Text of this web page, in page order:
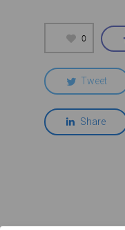
0
Tweet
Share